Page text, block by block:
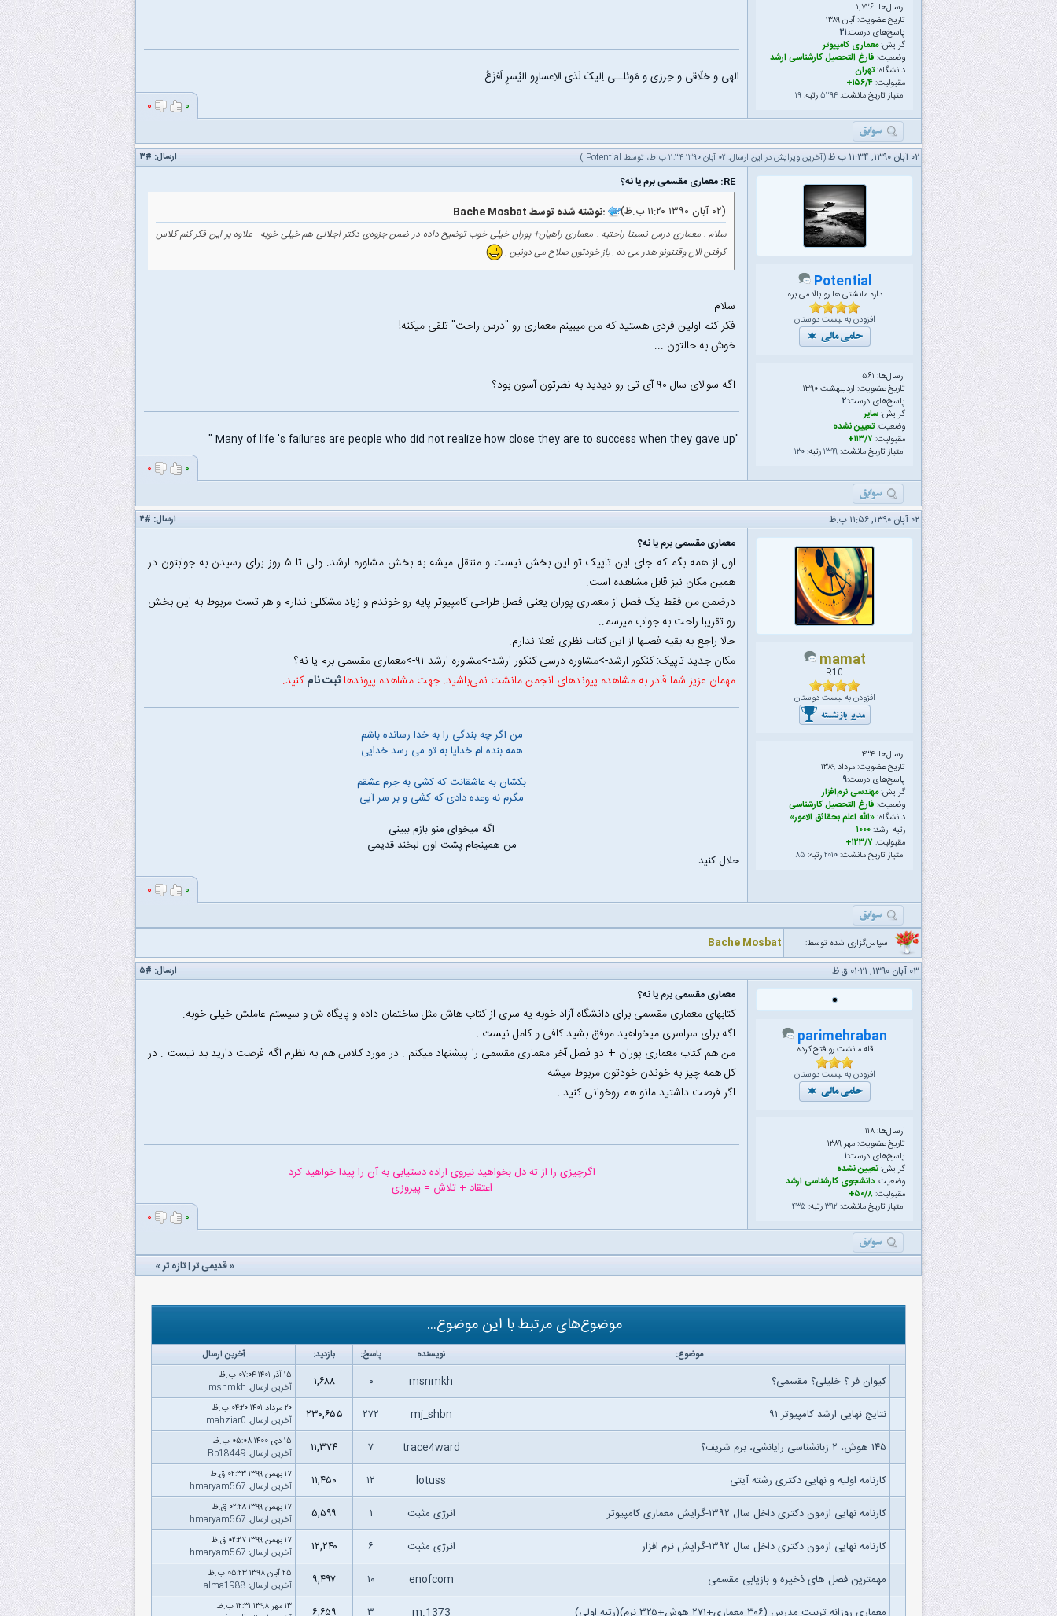
ارسال‌ها: ۱,۷۲۶
تاریخ عضویت: آبان ۱۳۸۹
پاسخ‌های درست:۲۱
گرایش:معماری کامپیوتر
وضعیت: فارغ التحصیل کارشناسی ارشد
دانشگاه:تهران
مقبولیت:۱۵۶/۴+
امتیاز تاریخ مانشت:۵۲۹۴رتبه:۱۹
الهی و خلّاقی و حِرزی و مَوئلــی اِلیکَ لَدَی الاِعسارِو الیُسرِ اَفزَعُ
۰
۰
ارسال: #۳ ۰۲ آبان ۱۳۹۰, ۱۱:۳۴ ب.ظ (آخرین ویرایش در این ارسال: ۰۲ آبان ۱۳۹۰ ۱۱:۳۴ ب.ظ، توسط Potential
.)
Potential
داره مانشتی ها رو بالا می بره
افزودن به لیست دوستان
ارسال‌ها: ۵۶۱
تاریخ عضویت: اردیبهشت ۱۳۹۰
پاسخ‌های درست:۲
گرایش:سایر
وضعیت:تعیین نشده
مقبولیت: ۱۱۳/۷+
امتیاز تاریخ مانشت:۱۳۹۹رتبه:۱۳۰
RE: معماری مقسمی برم یا نه؟
(۰۲ آبان ۱۳۹۰ ۱۱:۲۰ ب.ظ) Bache Mosbat نوشته شده توسط:
سلام . معماری درس نسبتا راحتیه . معماری راهیان+ پوران خیلی خوب توضیح داده در ضمن جزوه‌ی دکتر اجلالی هم خیلی خوبه . علاوه بر این فکر کنم کلاس
گرفتن الان وقتتونو هدر می ده . باز خودتون صلاح می دونین .
سلام
فکر کنم اولین فردی هستید که من میبینم معماری رو "درس راحت" تلقی میکنه‌!
خوش به حالتون ...
اگه سوالای سال ۹۰ آی تی رو دیدید به نظرتون آسون بود؟
"Many of life 's failures are people who did not realize how close they are to success when they gave up "
۰
۰
ارسال: #۴ ۰۲ آبان ۱۳۹۰, ۱۱:۵۶ ب.ظ
mamat
R10
افزودن به لیست دوستان
ارسال‌ها: ۴۳۴
تاریخ عضویت: مرداد ۱۳۸۹
پاسخ‌های درست:۹
گرایش:مهندسی نرم‌افزار
وضعیت: فارغ التحصیل کارشناسی
دانشگاه:«الله اعلم بحقائق الامور»
رتبه ارشد:۱۰۰۰
مقبولیت: ۱۲۳/۷+
امتیاز تاریخ مانشت:۲۰۱۰رتبه: ۸۵
معماری مقسمی برم یا نه؟
اول از همه بگم که جای این تاپیک تو این بخش نیست و منتقل میشه به بخش مشاوره ارشد. ولی تا ۵ روز برای رسیدن به جوابتون در
همین مکان نیز قابل مشاهده است.
درضمن من فقط یک فصل از معماری پوران یعنی فصل طراحی کامپیوتر پایه رو خوندم و زیاد مشکلی ندارم و هر تست مربوط به این بخش
رو تقریبا راحت به جواب میرسم..
حالا راجع به بقیه فصلها از این کتاب نظری فعلا ندارم.
مکان جدید تاپیک: کنکور ارشد->مشاوره درسی کنکور ارشد->مشاوره ارشد ۹۱->معماری مقسمی برم یا نه؟
مهمان عزیز شما قادر به مشاهده پیوندهای انجمن مانشت نمی‌باشید. جهت مشاهده پیوندها ثبت نامکنید.
من اگر چه بندگی را به خدا رسانده باشم
همه بنده ام خدایا به تو می رسد خدایی
بکشان به عاشقانت که کشی به جرم عشقم
مگرم نه وعده دادی که کشی و بر سر آیی
اگه میخوای منو بازم ببینی
من همینجام پشت اون لبخند قدیمی
حلال کنید
۰
۰
سپاس‌گزاری شده توسط: Bache Mosbat
ارسال: #۵ ۰۳ آبان ۱۳۹۰, ۰۱:۲۱ ق.ظ
parimehraban
قله مانشت رو فتح کرده
افزودن به لیست دوستان
ارسال‌ها: ۱۱۸
تاریخ عضویت: مهر ۱۳۸۹
پاسخ‌های درست:۱
گرایش:تعیین نشده
وضعیت:دانشجوی کارشناسی ارشد
مقبولیت: ۵۰/۸+
امتیاز تاریخ مانشت: ۳۹۲رتبه: ۴۳۵
معماری مقسمی برم یا نه؟
کتابهای معماری مقسمی برای دانشگاه آزاد خوبه یه سری از کتاب هاش مثل ساختمان داده و پایگاه ش و سیستم عاملش خیلی خوبه.
اگه برای سراسری میخواهید موفق بشید کافی و کامل نیست .
من هم کتاب معماری پوران + دو فصل آخر معماری مقسمی را پیشنهاد میکنم . در مورد کلاس هم به نظرم اگه فرصت دارید بد نیست . در
کل همه چیز به خوندن خودتون مربوط میشه
اگر فرصت داشتید مانو هم روخوانی کنید .
اگرچیزی را از ته دل بخواهید نیروی اراده دستیابی به آن را پیدا خواهید کرد
اعتقاد + تلاش = پیروزی
۰
۰
«قدیمی تر|تازه‌ تر»
موضوع‌های مرتبط با این موضوع...
موضوع: نویسنده پاسخ: بازدید: آخرین ارسال
کیوان فر ؟ خلیلی؟ مقسمی؟ msnmkh ۰ ۱,۶۸۸
۱۵ آذر ۱۴۰۱ ۰۷:۰۴ ب.ظ
آخرین ارسال:
msnmkh
نتایج نهایی ارشد کامپیوتر ۹۱ mj_shbn ۲۷۲ ۲۳۰,۶۵۵
۲۰ مرداد ۱۴۰۱ ۰۴:۲۰ ب.ظ
آخرین ارسال:
mahziar0
۱۴۵ هوش، ۲ زبانشناسی رایانشی، برم شریف؟ trace4ward ۷ ۱۱,۳۷۴
۱۵ دى ۱۴۰۰ ۰۵:۰۸ ب.ظ
آخرین ارسال:
Bp18449
کارنامه اولیه و نهایی دکتری رشته آیتی lotuss ۱۲ ۱۱,۴۵۰
۱۷ بهمن ۱۳۹۹ ۰۲:۳۳ ق.ظ
آخرین ارسال:
hmaryam567
کارنامه نهایی ازمون دکتری داخل سال ۱۳۹۲-گرایش معماری کامپیوتر انرژی مثبت ۱ ۵,۵۹۹
۱۷ بهمن ۱۳۹۹ ۰۲:۲۸ ق.ظ
آخرین ارسال:
hmaryam567
کارنامه نهایی ازمون دکتری داخل سال ۱۳۹۲-گرایش نرم افزار انرژی مثبت ۶ ۱۲,۲۴۰
۱۷ بهمن ۱۳۹۹ ۰۲:۲۷ ق.ظ
آخرین ارسال:
hmaryam567
مهمترین فصل های ذخیره و بازیابی مقسمی enofcom ۱۰ ۹,۴۹۷
۲۵ آبان ۱۳۹۸ ۰۵:۲۳ ب.ظ
آخرین ارسال:
alma1988
۱۳ مهر ۱۳۹۸ ۱۲:۳۱ ب.ظ